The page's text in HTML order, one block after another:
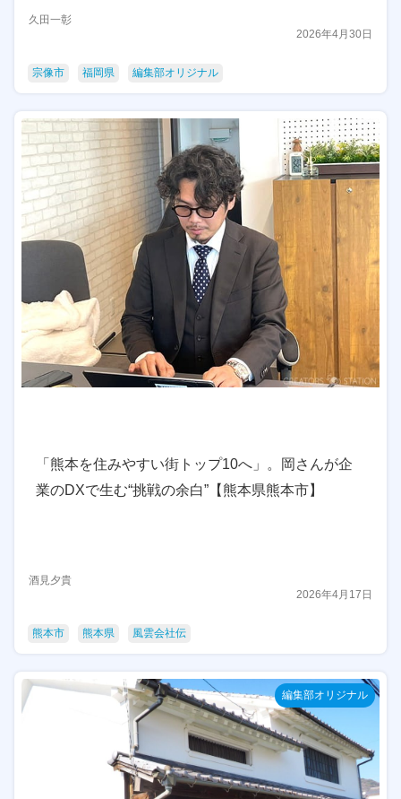
久田一彰
2026年4月30日
宗像市 福岡県 編集部オリジナル
「熊本を住みやすい街トップ10へ」。岡さんが企
業のDXで生む“挑戦の余白”【熊本県熊本市】
酒見夕貴
2026年4月17日
熊本市 熊本県 風雲会社伝
編集部オリジナル